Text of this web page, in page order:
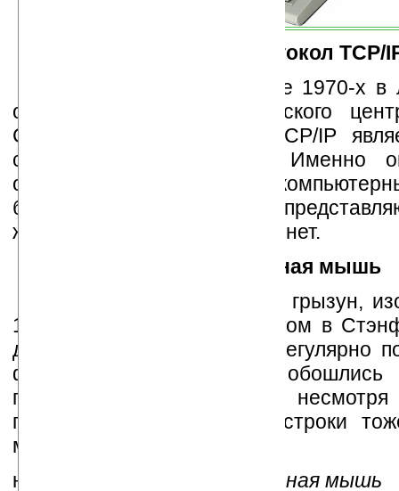
Интернет протокол TCP/
Разработанный в начале 1970-х в
оборонного исследовательского
США, сетевой протокол TCP/IP
современного интернета. Именно
одиночные разрозненные
без чего многие уже и не
жизнь — сегодняшний интернет.
Компьютерная мышь
Хвостатый электронный грызун,
1963 г. Дугласом Энгелбартом в
день радует нас своими, регулярно
функциями. Не знаю,
пользователи без мыши,
приверженцев командной строки
много.
на фото:
первая компьютерная мышь